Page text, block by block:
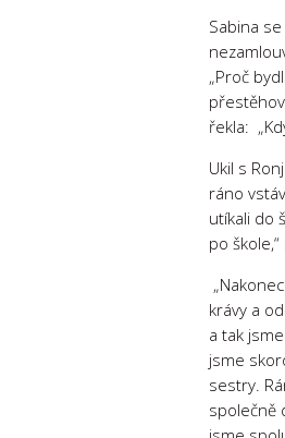
Sabina
„Proč
řekla:
Ukil s
ráno
utíkali do
po
krávy a
a tak
jsme
sestry.
společně